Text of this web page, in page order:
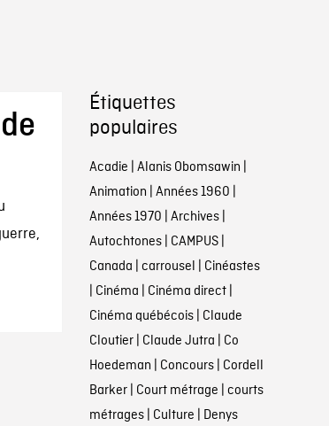
Étiquettes
populaires
Acadie | Alanis Obomsawin |
Animation | Années 1960 |
Années 1970 | Archives|
Autochtones| CAMPUS|
Canada | carrousel | Cinéastes
| Cinéma | Cinéma direct|
Cinéma québécois| Claude
Cloutier| Claude Jutra | Co
Hoedeman | Concours| Cordell
Barker| Court métrage | courts
métrages| Culture | Denys